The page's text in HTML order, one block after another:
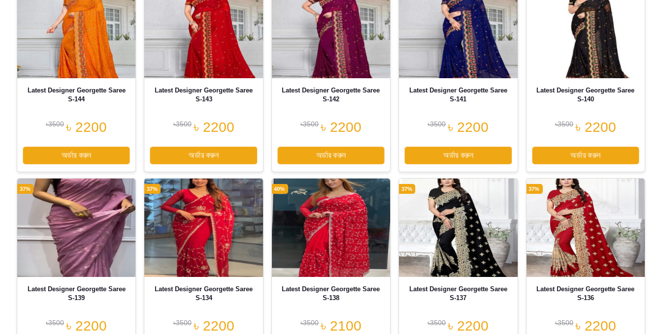
Latest Designer Georgette Saree
S-144
৳3500 ৳ 2200
অর্ডার করুন
Latest Designer Georgette Saree
S-143
৳3500 ৳ 2200
অর্ডার করুন
Latest Designer Georgette Saree
S-142
৳3500 ৳ 2200
অর্ডার করুন
Latest Designer Georgette Saree
S-141
৳3500 ৳ 2200
অর্ডার করুন
Latest Designer Georgette Saree
S-140
৳3500 ৳ 2200
অর্ডার করুন
37%
Latest Designer Georgette Saree
S-139
৳3500 ৳ 2200
37%
Latest Designer Georgette Saree
S-134
৳3500 ৳ 2200
40%
Latest Designer Georgette Saree
S-138
৳3500 ৳ 2100
37%
Latest Designer Georgette Saree
S-137
৳3500 ৳ 2200
37%
Latest Designer Georgette Saree
S-136
৳3500 ৳ 2200